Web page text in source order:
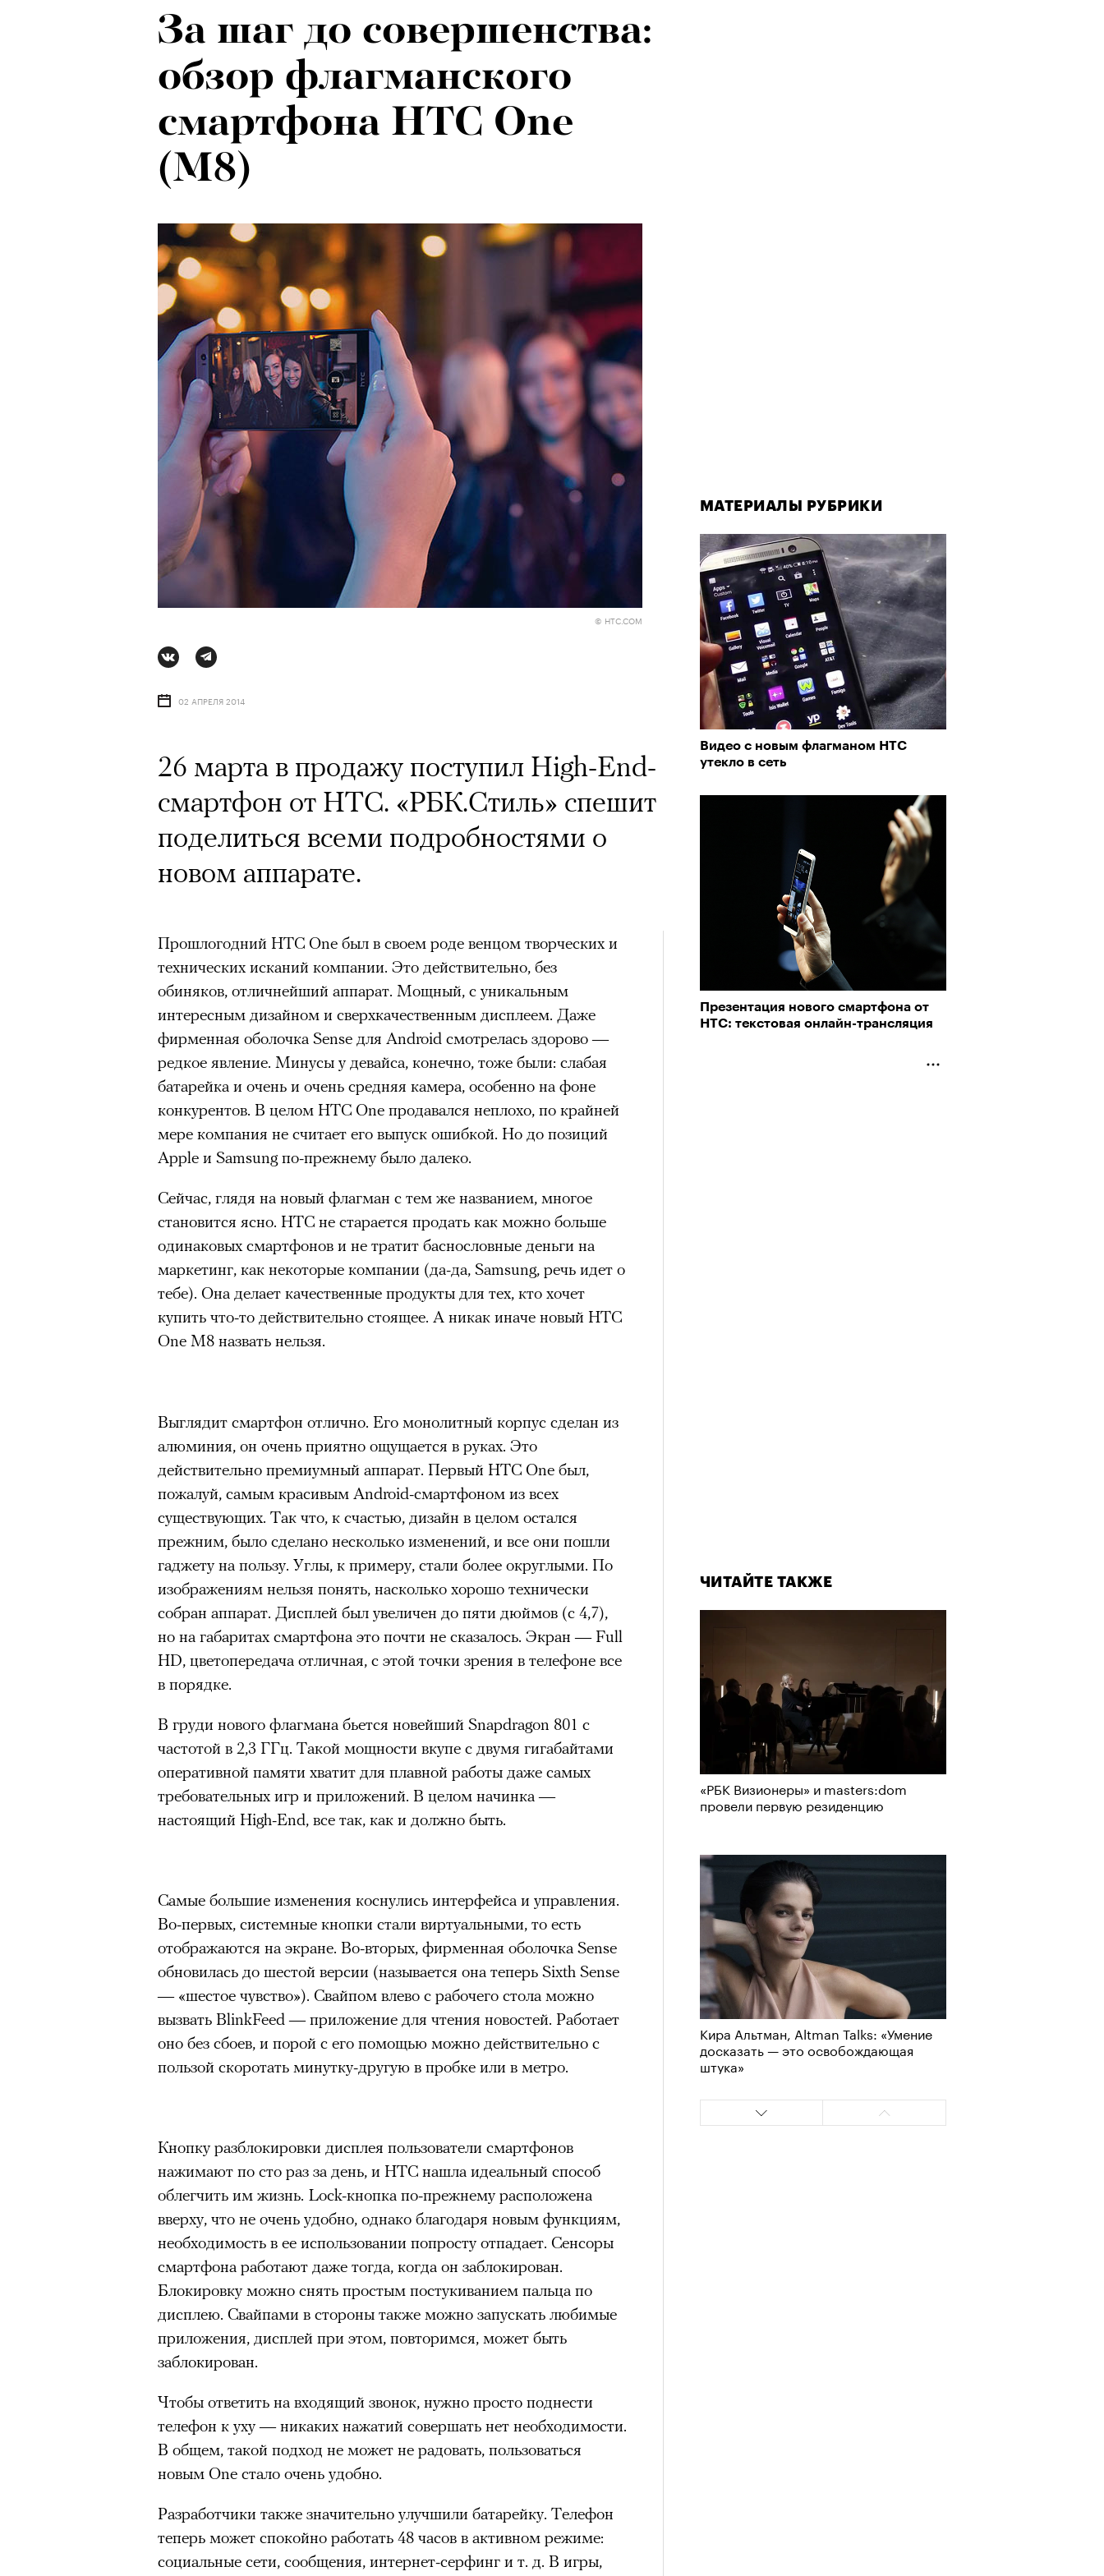
МАТЕРИАЛЫ РУБРИКИ
Видео с новым флагманом HTC
утекло в сеть
Презентация нового смартфона от
HTC: текстовая онлайн-трансляция
ЧИТАЙТЕ ТАКЖЕ
«РБК Визионеры» и masters:dom
провели первую резиденцию
Кира Альтман, Altman Talks: «Умение
досказать — это освобождающая
штука»
За шаг до совершенства:
обзор флагманского
смартфона HTC One
(M8)
© HTC.COM
02 АПРЕЛЯ 2014
26 марта в продажу поступил High-End-
смартфон от HTC. «РБК.Стиль» спешит
поделиться всеми подробностями о
новом аппарате.
Прошлогодний HTC One был в своем роде венцом творческих и
технических исканий компании. Это действительно, без
обиняков, отличнейший аппарат. Мощный, с уникальным
интересным дизайном и сверхкачественным дисплеем. Даже
фирменная оболочка Sense для Android смотрелась здорово —
редкое явление. Минусы у девайса, конечно, тоже были: слабая
батарейка и очень и очень средняя камера, особенно на фоне
конкурентов. В целом HTC One продавался неплохо, по крайней
мере компания не считает его выпуск ошибкой. Но до позиций
Apple и Samsung по-прежнему было далеко.
Сейчас, глядя на новый флагман с тем же названием, многое
становится ясно. HTC не старается продать как можно больше
одинаковых смартфонов и не тратит баснословные деньги на
маркетинг, как некоторые компании (да-да, Samsung, речь идет о
тебе). Она делает качественные продукты для тех, кто хочет
купить что-то действительно стоящее. А никак иначе новый HTC
One M8 назвать нельзя.
00:00/00:00
можно через
Выглядит смартфон отлично. Его монолитный корпус сделан из
алюминия, он очень приятно ощущается в руках. Это
действительно премиумный аппарат. Первый HTC One был,
пожалуй, самым красивым Android-смартфоном из всех
существующих. Так что, к счастью, дизайн в целом остался
прежним, было сделано несколько изменений, и все они пошли
гаджету на пользу. Углы, к примеру, стали более округлыми. По
изображениям нельзя понять, насколько хорошо технически
собран аппарат. Дисплей был увеличен до пяти дюймов (с 4,7),
но на габаритах смартфона это почти не сказалось. Экран — Full
HD, цветопередача отличная, с этой точки зрения в телефоне все
в порядке.
В груди нового флагмана бьется новейший Snapdragon 801 с
частотой в 2,3 ГГц. Такой мощности вкупе с двумя гигабайтами
оперативной памяти хватит для плавной работы даже самых
требовательных игр и приложений. В целом начинка —
настоящий High-End, все так, как и должно быть.
Самые большие изменения коснулись интерфейса и управления.
Во-первых, системные кнопки стали виртуальными, то есть
отображаются на экране. Во-вторых, фирменная оболочка Sense
обновилась до шестой версии (называется она теперь Sixth Sense
— «шестое чувство»). Свайпом влево с рабочего стола можно
вызвать BlinkFeed — приложение для чтения новостей. Работает
оно без сбоев, и порой с его помощью можно действительно с
пользой скоротать минутку-другую в пробке или в метро.
Кнопку разблокировки дисплея пользователи смартфонов
нажимают по сто раз за день, и HTC нашла идеальный способ
облегчить им жизнь. Lock-кнопка по-прежнему расположена
вверху, что не очень удобно, однако благодаря новым функциям,
необходимость в ее использовании попросту отпадает. Сенсоры
смартфона работают даже тогда, когда он заблокирован.
Блокировку можно снять простым постукиванием пальца по
дисплею. Свайпами в стороны также можно запускать любимые
приложения, дисплей при этом, повторимся, может быть
заблокирован.
Чтобы ответить на входящий звонок, нужно просто поднести
телефон к уху — никаких нажатий совершать нет необходимости.
В общем, такой подход не может не радовать, пользоваться
новым One стало очень удобно.
Разработчики также значительно улучшили батарейку. Телефон
теперь может спокойно работать 48 часов в активном режиме:
социальные сети, сообщения, интернет-серфинг и т. д. В игры,
ЧИТАЙТЕ ТАКЖЕ
Сможет ли человек прожить 180 лет:
отвечает Станислав Скакун
4 коллаборации, которые нельзя
пропустить
Ход королевы:
маркетолог — о скандале
с Ekonika и Роузи
Хантингтон-Уайтли
Роузи Хантингтон-Уайтли в рекламной кампании Ekonika
Кампания Ekonika с Роузи Хантингтон-
Уайтли вызвала споры об уместности
работы с зарубежной звездой, расходах
на рекламу и возможном росте цен на
обувь бренда. Попросили разобрать кейс
маркетолога Ирину Зуеву
Ekonika — главный ньюсмейкер последних дней. Российский
бренд снял в осенне-зимней рекламной кампании британскую
супермодель Роузи Хантингтон-Уайтли. Cъемки проходили в
Париже в интерьерах дворца XVIII века, а Роузи позировала с
главными новинками вроде сумки-таксы. Бренд едва успел
выложить первые кадры в запрещенной социальной сети, как
звезд отечественные игроки рынка уже привыкли: вспомнить
хотя бы Gloria Jeans и Ирину Шейк, 12 Storeez и Наталью
Водянову и даже далеких от российского контекста Тину Кунаки
в кампании Lavarice и Эльзу Хоск у самой Ekonika.
1 из 8
Роузи Хантингтон-Уайтли в рекламной кампании
Ekonika
© ПРЕСС-СЛУЖБА EKONIKA
Критикуя кейс с Роузи Хантингтон-Уайтли, одни пользователи
повысит стоимость своих изделий, чтобы «покрыть» контракт с
зарубежной моделью. 4 августа бренд удалил фото из своего
аккаунта в Instagram(принадлежит компании Meta, чья
деятельность признана экстремистской и запрещена в РФ), но
оставил на своем сайте. При этом в компании пояснили, что
фото удалили из-за территориальных ограничений на
использование контента с супермоделью.
Ирина Зуева, директор по маркетингу restore, бренд-консультант, eх CMO Ekonika
Съемки топ-моделей, инфлюенсеров, деятелей искусства или
спортсменов остаются одним из самых действенных способов
привлечь внимание к бренду. Особенно сейчас, когда любая
новость живет не больше суток, а информационный шум
достигает предельной плотности.
звездой — в идеале с безупречной репутацией. Почему бренды
выбирают для рекламных кампаний западных знаменитостей? У
них, как правило, выше медийный вес: о них регулярно пишут
СМИ, за ними следят десятки и сотни миллионов подписчиков.
Исследования узнаваемости также нередко показывают, что
российская аудитория лучше знает мировых звезд, чем многих
отечественных. Привлекая такую персону, бренд рассчитывает на